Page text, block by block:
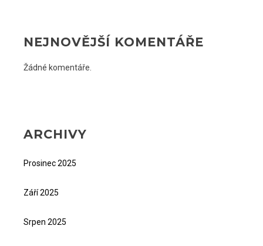
NEJNOVĚJŠÍ KOMENTÁŘE
Žádné komentáře.
ARCHIVY
Prosinec 2025
Září 2025
Srpen 2025